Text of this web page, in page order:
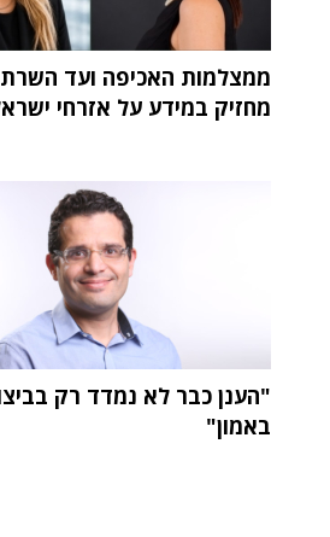
ממצלמות האכיפה ועד השרת
מחזיק במידע על אזרחי
"הענן כבר לא נמדד רק
באמון"